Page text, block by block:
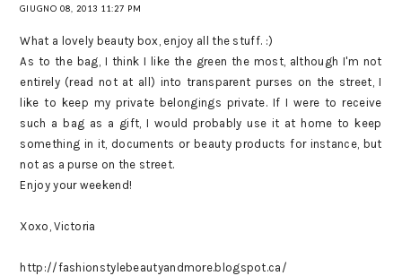
GIUGNO 08, 2013 11:27 PM
What a lovely beauty box, enjoy all the stuff. :)
As to the bag, I think I like the green the most, although I'm not
entirely (read not at all) into transparent purses on the street, I
like to keep my private belongings private. If I were to receive
such a bag as a gift, I would probably use it at home to keep
something in it, documents or beauty products for instance, but
not as a purse on the street.
Enjoy your weekend!
Xoxo, Victoria
http://fashionstylebeautyandmore.blogspot.ca/